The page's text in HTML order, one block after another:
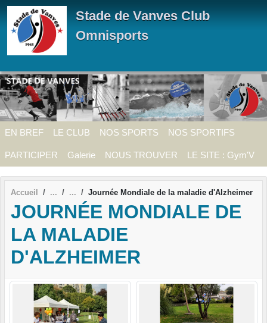
Stade de Vanves Club
Omnisports
EN BREF LE CLUB NOS SPORTS NOS SPORTIFS
PARTICIPER Galerie NOUS TROUVER LE SITE : Gym'V
Accueil Journée Mondiale de la maladie d'Alzheimer
JOURNÉE MONDIALE DE
LA MALADIE
D'ALZHEIMER
Panneau de gestion des cookies